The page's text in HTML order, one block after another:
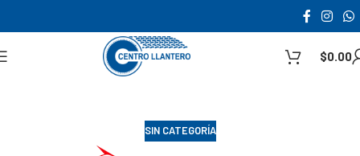
$0.00
SIN CATEGORÍA